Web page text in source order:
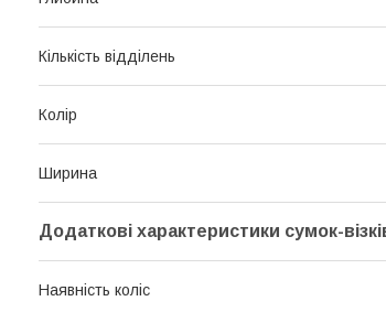
Кількість відділень
Колір
Ширина
Додаткові характеристики сумок-
Наявність коліс